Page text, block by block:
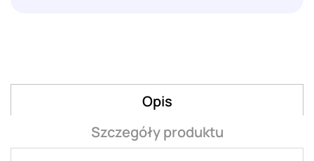
Opis
Szczegóły produktu